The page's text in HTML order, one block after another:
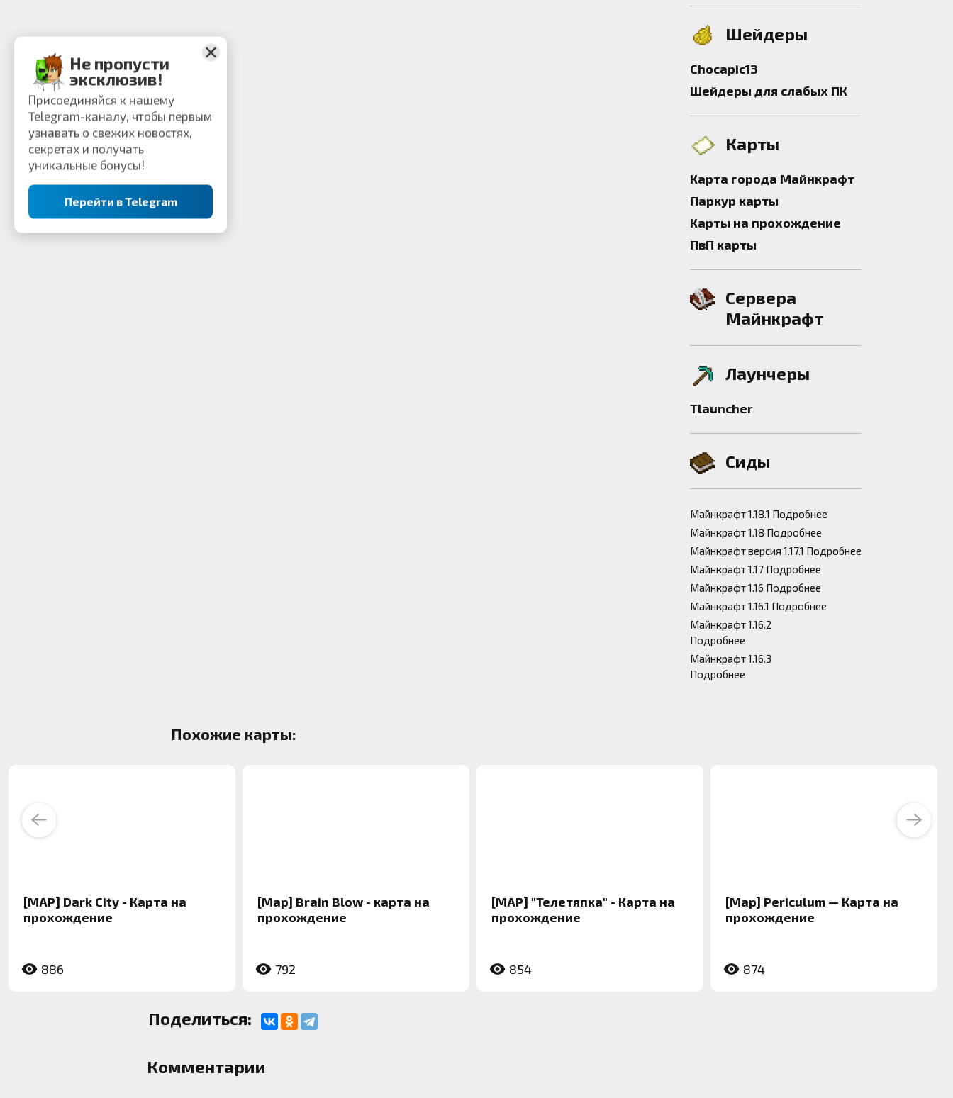
Шейдеры
Chocapic13
Шейдеры для слабых ПК
Карты
Карта города Майнкрафт
Паркур карты
Карты на прохождение
ПвП карты
Сервера
Майнкрафт
Лаунчеры
Tlauncher
Сиды
Майнкрафт 1.18.1 Подробнее
Майнкрафт 1.18 Подробнее
Майнкрафт версия 1.17.1 Подробнее
Майнкрафт 1.17 Подробнее
Майнкрафт 1.16 Подробнее
Майнкрафт 1.16.1 Подробнее
Майнкрафт 1.16.2
Подробнее
Майнкрафт 1.16.3
Подробнее
Похожие карты:
[MAP] Dark City - Карта на
прохождение
886
[Map] Brain Blow - карта на
прохождение
792
[MAP] "Телетяпка" - Карта на
прохождение
854
[Map] Periculum — Карта на
прохождение
874
Previous Next
Поделиться:
Комментарии
Не пропусти
эксклюзив!
Присоединяйся к нашему
Telegram-каналу, чтобы первым
узнавать о свежих новостях,
секретах и получать
уникальные бонусы!
Перейти в Telegram